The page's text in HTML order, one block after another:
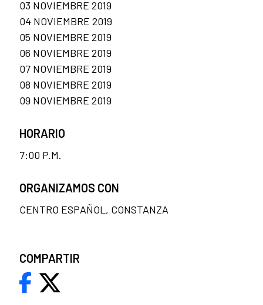
03 NOVIEMBRE 2019
04 NOVIEMBRE 2019
05 NOVIEMBRE 2019
06 NOVIEMBRE 2019
07 NOVIEMBRE 2019
08 NOVIEMBRE 2019
09 NOVIEMBRE 2019
HORARIO
7:00 P.M.
ORGANIZAMOS CON
CENTRO ESPAÑOL, CONSTANZA
COMPARTIR